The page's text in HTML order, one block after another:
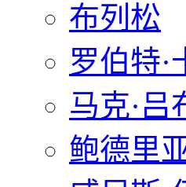
布列松
罗伯特·
马克·吕
鲍德里